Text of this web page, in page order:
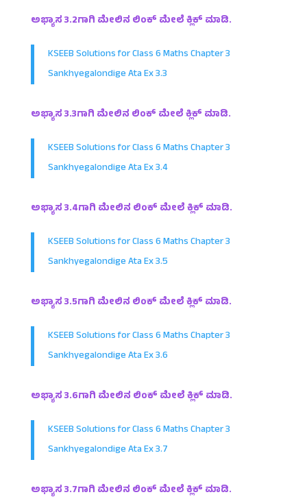
ಅಭ್ಯಾಸ 3.2ಗಾಗಿ ಮೇಲಿನ ಲಿಂಕ್ ಮೇಲೆ ಕ್ಲಿಕ್ ಮಾಡಿ.
KSEEB Solutions for Class 6 Maths Chapter 3
Sankhyegalondige Ata Ex 3.3
ಅಭ್ಯಾಸ 3.3ಗಾಗಿ ಮೇಲಿನ ಲಿಂಕ್ ಮೇಲೆ ಕ್ಲಿಕ್ ಮಾಡಿ.
KSEEB Solutions for Class 6 Maths Chapter 3
Sankhyegalondige Ata Ex 3.4
ಅಭ್ಯಾಸ 3.4ಗಾಗಿ ಮೇಲಿನ ಲಿಂಕ್ ಮೇಲೆ ಕ್ಲಿಕ್ ಮಾಡಿ.
KSEEB Solutions for Class 6 Maths Chapter 3
Sankhyegalondige Ata Ex 3.5
ಅಭ್ಯಾಸ 3.5ಗಾಗಿ ಮೇಲಿನ ಲಿಂಕ್ ಮೇಲೆ ಕ್ಲಿಕ್ ಮಾಡಿ.
KSEEB Solutions for Class 6 Maths Chapter 3
Sankhyegalondige Ata Ex 3.6
ಅಭ್ಯಾಸ 3.6ಗಾಗಿ ಮೇಲಿನ ಲಿಂಕ್ ಮೇಲೆ ಕ್ಲಿಕ್ ಮಾಡಿ.
KSEEB Solutions for Class 6 Maths Chapter 3
Sankhyegalondige Ata Ex 3.7
ಅಭ್ಯಾಸ 3.7ಗಾಗಿ ಮೇಲಿನ ಲಿಂಕ್ ಮೇಲೆ ಕ್ಲಿಕ್ ಮಾಡಿ.